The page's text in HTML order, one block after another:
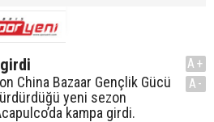
China Bazaar Gençlik Gücü
yeni sezon
kampa girdi.
A+
A-